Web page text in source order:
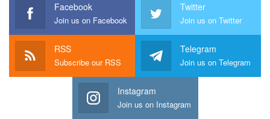
Facebook
Join us on Facebook
Twitter
Join us on Twitter
RSS
Subscribe our RSS
Telegram
Join us on Telegram
Instagram
Join us on Instagram